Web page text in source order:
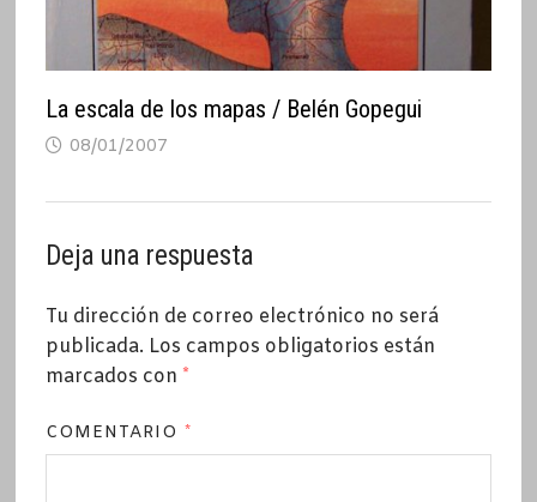
La escala de los mapas / Belén Gopegui
08/01/2007
Deja una respuesta
Tu dirección de correo electrónico no será
publicada. Los campos obligatorios están
marcados con *
COMENTARIO *